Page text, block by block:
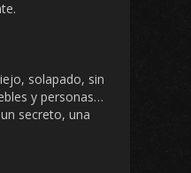
solapado, sin
y personas…
secreto, una